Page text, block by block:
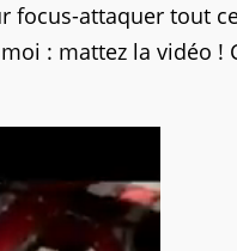
focus-attaquer tout
: mattez la vidéo !